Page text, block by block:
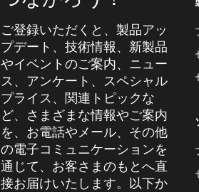
ご登録いただくと、製品アッ
プデート、技術情報、新製品
やイベントのご案内、ニュー
ス、アンケート、スペシャル
プライス、関連トピックな
ど、さまざまな情報やご案内
を、お電話やメール、その他
の電子コミュニケーションを
通じて、お客さまのもとへ直
接お届けいたします。以下か